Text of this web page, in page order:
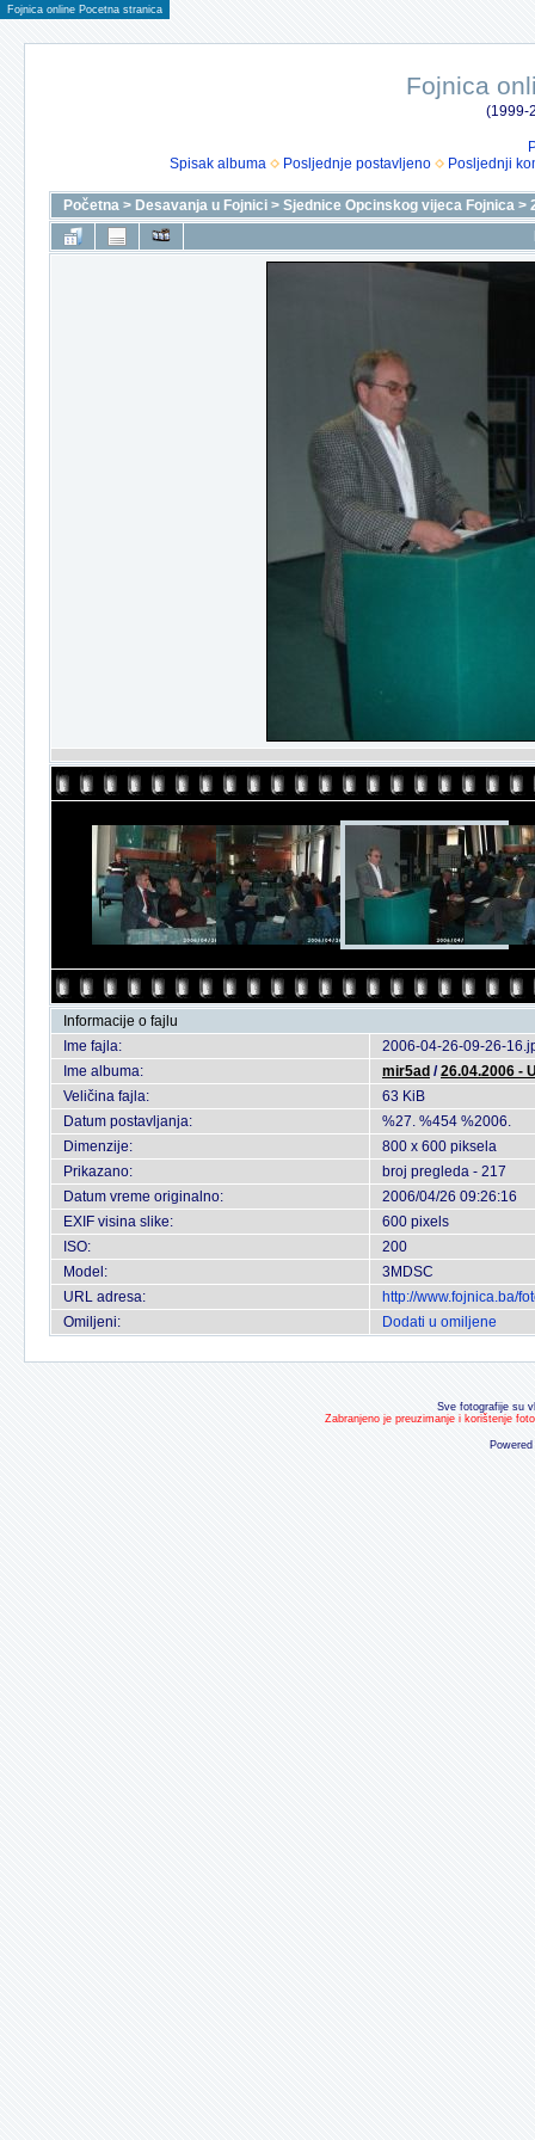
Fojnica online Pocetna stranica
Fojnica
(1999-
Spisak albuma
Posljednje postavljeno Posljednji
Početna > Desavanja u Fojnici > Sjednice Opcinskog vijeca Fojnica >
Informacije o fajlu
Ime fajla:
2006-04-26-09-26-
Ime albuma:
mir5ad /26.04.2006 -
Veličina fajla:
63 KiB
Datum postavljanja:
%27. %454 %2006.
Dimenzije:
800 x 600 piksela
Prikazano:
broj pregleda - 217
Datum vreme originalno:
2006/04/26 09:26:16
EXIF visina slike:
600 pixels
ISO:
200
Model:
3MDSC
URL adresa:
http://www.fojnica.ba/
Omiljeni:
Dodati u omiljene
Sve fotografije su
Zabranjeno je preuzimanje i korištenje